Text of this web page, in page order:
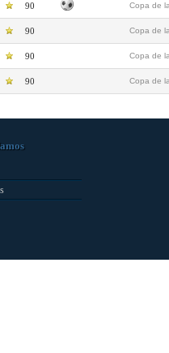
90 Copa de
90 Copa de
90 Copa de
90 Copa de